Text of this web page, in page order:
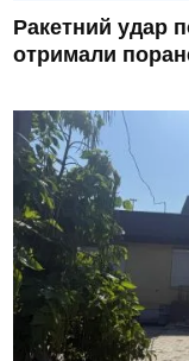
Ракетний удар
отримали